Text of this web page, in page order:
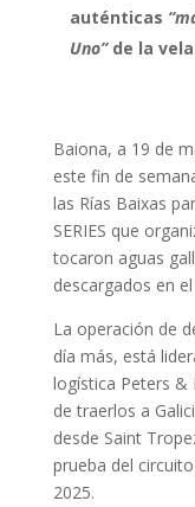
auténticas
Uno”de la
Baiona, a 19 de
este fin de
las Rías Baixas
SERIES que
tocaron aguas
descargados en
La operación de
día más, está
logística Peters &
de traerlos a
desde Saint
prueba del circuito
2025.